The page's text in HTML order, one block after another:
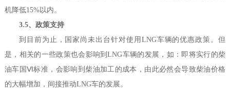
机降低15%以内。
3.5、政策支持
到目前为止，国家尚未出台针对使用LNG车辆的优惠政策。但
是，相关的一些政策也会影响到LNG车辆的发展，如：即将实行的柴
油车国Ⅵ标准，会影响到柴油加工的成本，由此必然会导致柴油价格
的大幅增加，间接推动LNG车的发展。